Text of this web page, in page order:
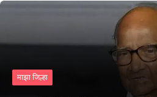
माझा जिल्हा